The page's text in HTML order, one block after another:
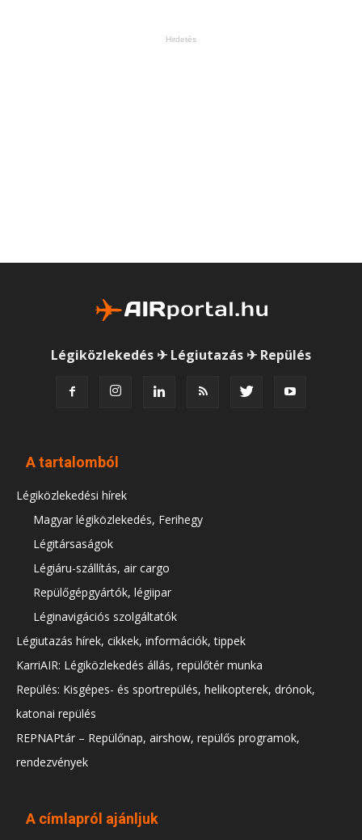
Hirdetés
Légiközlekedés ✈ Légiutazás ✈ Repülés
A tartalomból
Légiközlekedési hírek
Magyar légiközlekedés, Ferihegy
Légitársaságok
Légiáru-szállítás, air cargo
Repülőgépgyártók, légiipar
Léginavigációs szolgáltatók
Légiutazás hírek, cikkek, információk, tippek
KarriAIR: Légiközlekedés állás, repülőtér munka
Repülés: Kisgépes- és sportrepülés, helikopterek, drónok,
katonai repülés
REPNAPtár – Repülőnap, airshow, repülős programok,
rendezvények
A címlapról ajánljuk